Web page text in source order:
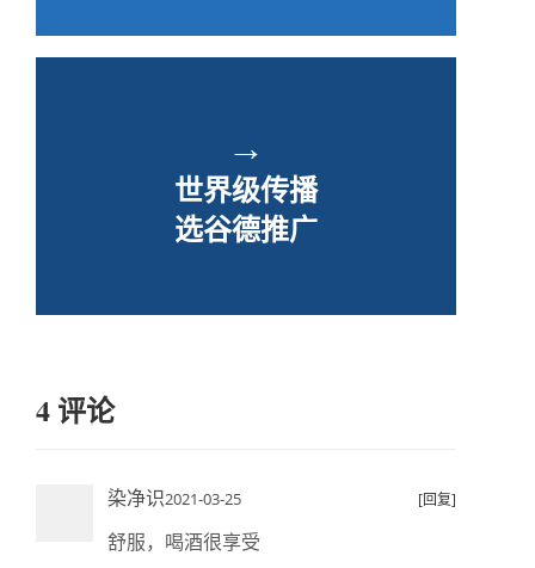
→
世界级传播
选谷德推广
4 评论
染净识2021-03-25 [回复]
舒服，喝酒很享受